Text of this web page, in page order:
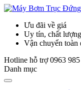
Ưu đãi về giá
Uy tín, chất lượng
Vận chuyển toàn
Hotline hỗ trợ 0963
Danh mục